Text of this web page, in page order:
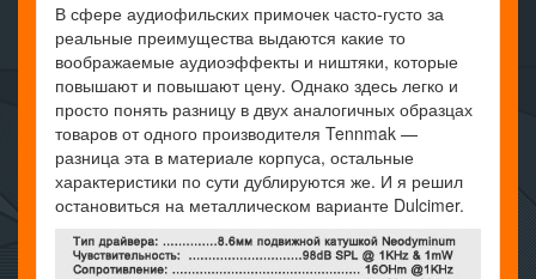
В сфере аудиофильских примочек часто-густо за
реальные преимущества выдаются какие то
воображаемые аудиоэффекты и ништяки, которые
повышают и повышают цену. Однако здесь легко и
просто понять разницу в двух аналогичных образцах
товаров от одного производителя Tennmak —
разница эта в материале корпуса, остальные
характеристики по сути дублируются же. И я решил
остановиться на металлическом варианте Dulcimer.